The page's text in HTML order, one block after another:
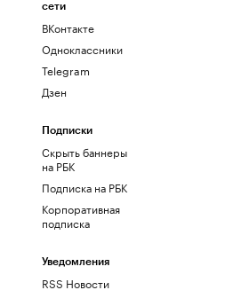
сети
ВКонтакте
Одноклассники
Telegram
Дзен
Подписки
Скрыть баннеры
на РБК
Подписка на РБК
Корпоративная
подписка
Уведомления
RSS Новости